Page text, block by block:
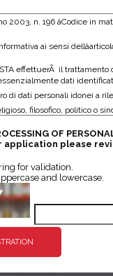
OF
please
for validation.
and lowercase.